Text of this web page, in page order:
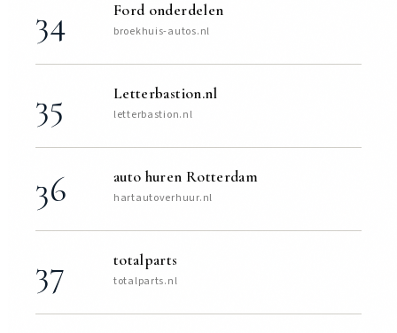
34 Ford onderdelen
broekhuis-autos.nl
35 Letterbastion.nl
letterbastion.nl
36 auto huren Rotterdam
hartautoverhuur.nl
37 totalparts
totalparts.nl